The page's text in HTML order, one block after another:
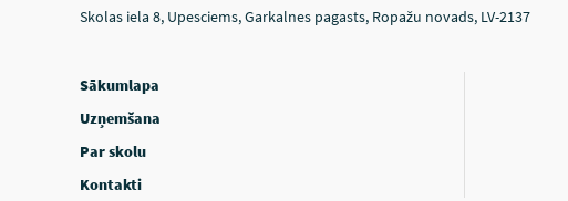
Skolas iela 8, Upesciems, Garkalnes pagasts, Ropažu novads, LV-2137
Sākumlapa
Uzņemšana
Par skolu
Kontakti